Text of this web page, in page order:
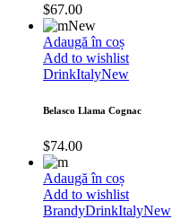
$67.00
New
Adaugă în coș
Add to wishlist
DrinkItalyNew
Belasco Llama Cognac
$74.00
Adaugă în coș
Add to wishlist
BrandyDrinkItalyNew